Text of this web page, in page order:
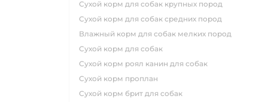
сухой корм для собак крупных пород
сухой корм для собак средних пород
влажный корм для собак мелких пород
сухой корм для собак
сухой корм роял канин для собак
сухой корм проплан
сухой корм брит для собак